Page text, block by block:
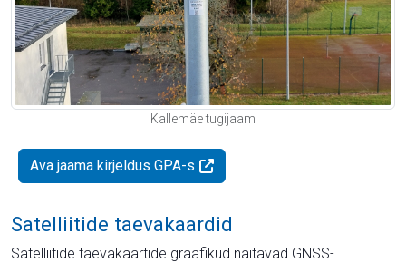
Kallemäe tugijaam
Ava jaama kirjeldus GPA-s
Satelliitide taevakaardid
Satelliitide taevakaartide graafikud näitavad GNSS-